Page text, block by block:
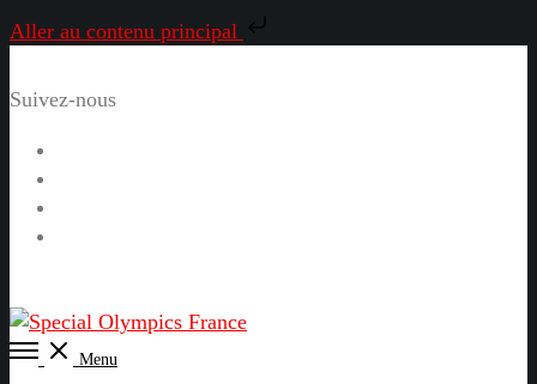
Aller au contenu principal
Suivez-nous
Open
Menu